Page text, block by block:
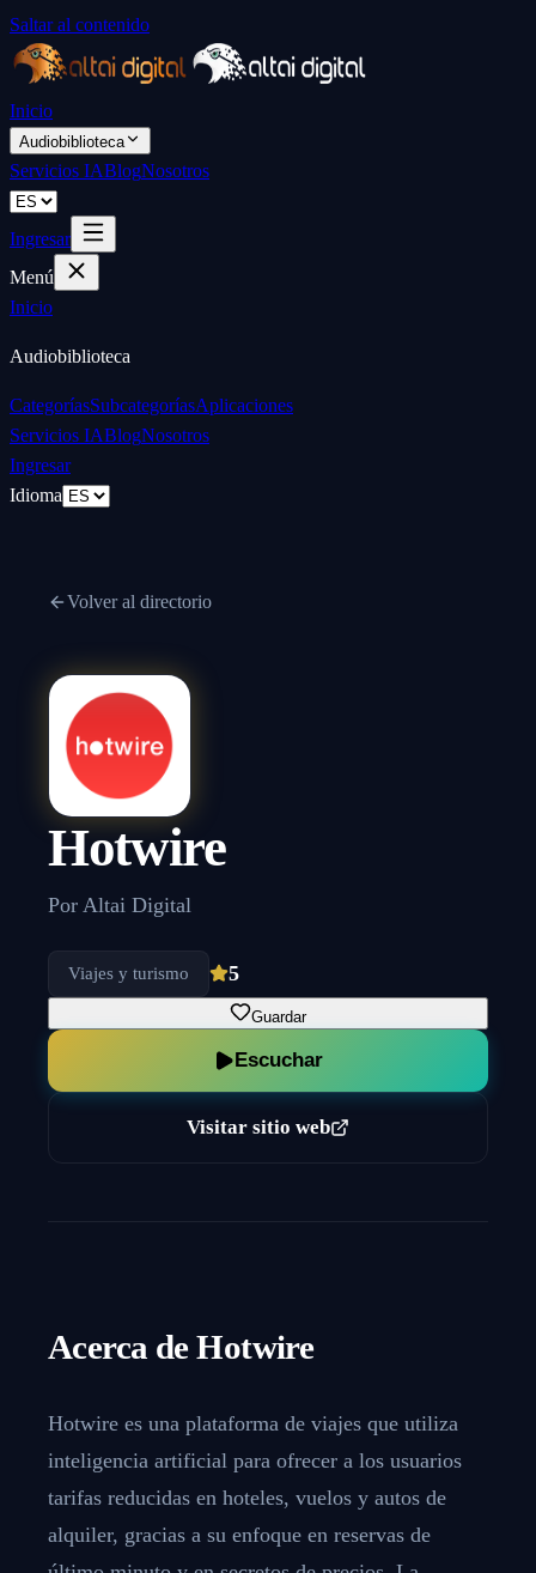
Saltar al contenido
Inicio
Audiobiblioteca
Servicios IABlogNosotros
Ingresar
Menú
Inicio
Audiobiblioteca
CategoríasSubcategoríasAplicaciones
Servicios IABlogNosotros
Ingresar
Idioma
Volver al directorio
Hotwire
Por Altai Digital
Viajes y turismo 5
Guardar
Escuchar
Visitar sitio web
Acerca de Hotwire
Hotwire es una plataforma de viajes que utiliza
inteligencia artificial para ofrecer a los usuarios
tarifas reducidas en hoteles, vuelos y autos de
alquiler, gracias a su enfoque en reservas de